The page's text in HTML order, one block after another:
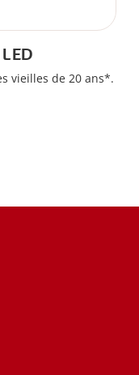
vieilles de 20 ans*.